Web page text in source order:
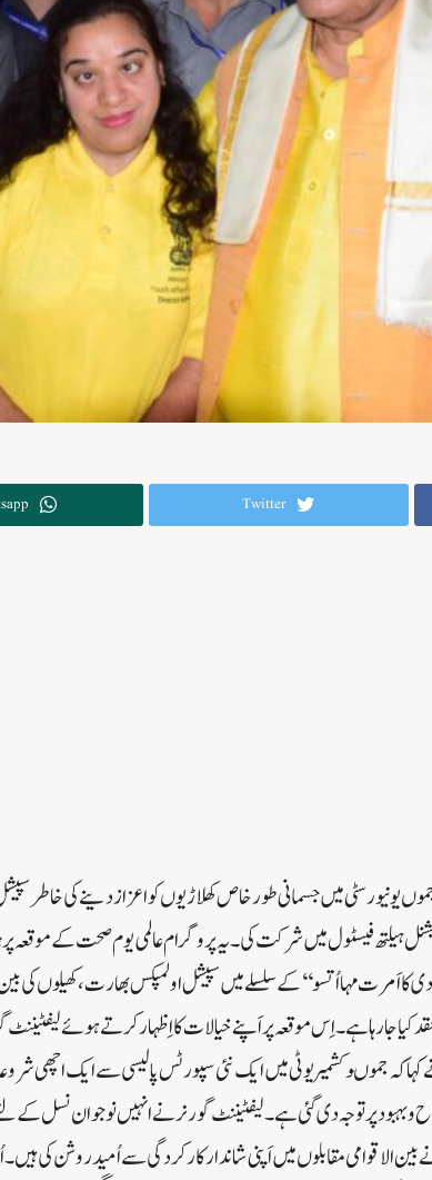
Twitter
یونیورسٹی میں جسمانی طور خاص کھلاڑیوں کواعزاز دینے کی خاطر
’’ آزادی کا اَمرت مہااُتسو‘‘ کے سلسلے میں سپیشل اولمپکس بھارت، کھیلوں
کیا جارہا ہے ۔اِس موقعہ پر اَپنے خیالات کا اِظہار کرتے ہوئے
کہا کہ جموںوکشمیر یوٹی میں ایک نئی سپورٹس پالیسی سے ایک اچھی
و بہبود پر توجہ دی گئی ہے۔لیفٹیننٹ گورنر نے انہیں نوجوان نسل کے
الاقوامی مقابلوں میں اَپنی شاندار کارکردگی سے اُمید روشن کی